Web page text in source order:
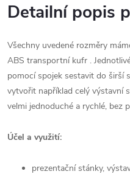
Detailní popis
Všechny uvedené rozměry
ABS transportní kufr .
pomocí spojek sestavit do širší
vytvořit například celý výstavní
velmi jednoduché a rychlé, bez
Účel a využití:
prezentační stánky,